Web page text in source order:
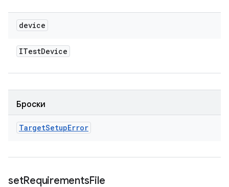
device
ITestDevice
Броски
TargetSetupError
setRequirementsFile